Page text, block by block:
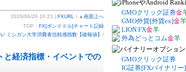
2026/06/26 10:23 | FXURL | ▲ 画面上へ
TOP： FX[ポンドドル]チャート記録
/ ミシガン大学消費者信頼感指数【確報値】 /
と経済指標・イベントでの
GMOクリック証券金
GMO外貨[外貨ex]金羊
LION FX金羊
外為どっとコム金羊
GMOクリック証券
IG証券[FXバイナリー]